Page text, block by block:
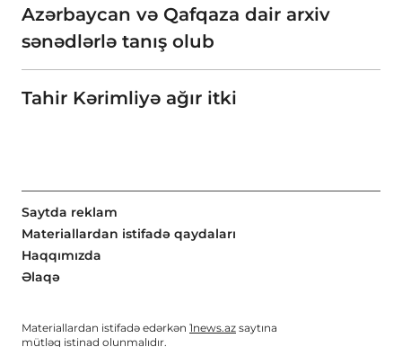
Azərbaycan və Qafqaza dair arxiv
sənədlərlə tanış olub
Tahir Kərimliyə ağır itki
Saytda reklam
Materiallardan istifadə qaydaları
Haqqımızda
Əlaqə
Materiallardan istifadə edərkən 1news.az saytına
mütləq istinad olunmalıdır.